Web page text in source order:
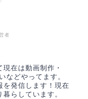
者
在は動画制作・
などやってます。
を発信します！現在
らしています。